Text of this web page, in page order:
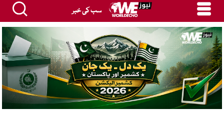
سب کی خبر